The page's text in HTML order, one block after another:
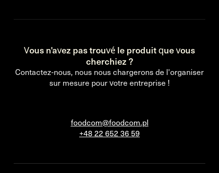
Vous n'avez pas trouvé le produit que vous
cherchiez ?
Contactez-nous, nous nous chargerons de l'organiser
sur mesure pour votre entreprise !
foodcom@foodcom.pl
+48 22 652 36 59